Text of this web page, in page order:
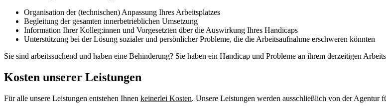
Organisation der (technischen) Anpassung Ihres Arbeitsplatzes
Begleitung der gesamten innerbetrieblichen Umsetzung
Information Ihrer Kolleg:innen und Vorgesetzten über die Auswirkung Ihres Handicaps
Unterstützung bei der Lösung sozialer und persönlicher Probleme, die die Arbeitsaufnahme erschweren könnten
Sie sind arbeitssuchend und haben eine Behinderung? Sie haben ein Handicap und Probleme an ihrem derzeitigen
Kosten unserer Leistungen
Für alle unsere Leistungen entstehen Ihnen keinerlei Kosten. Unsere Leistungen werden ausschließlich von der Agentur